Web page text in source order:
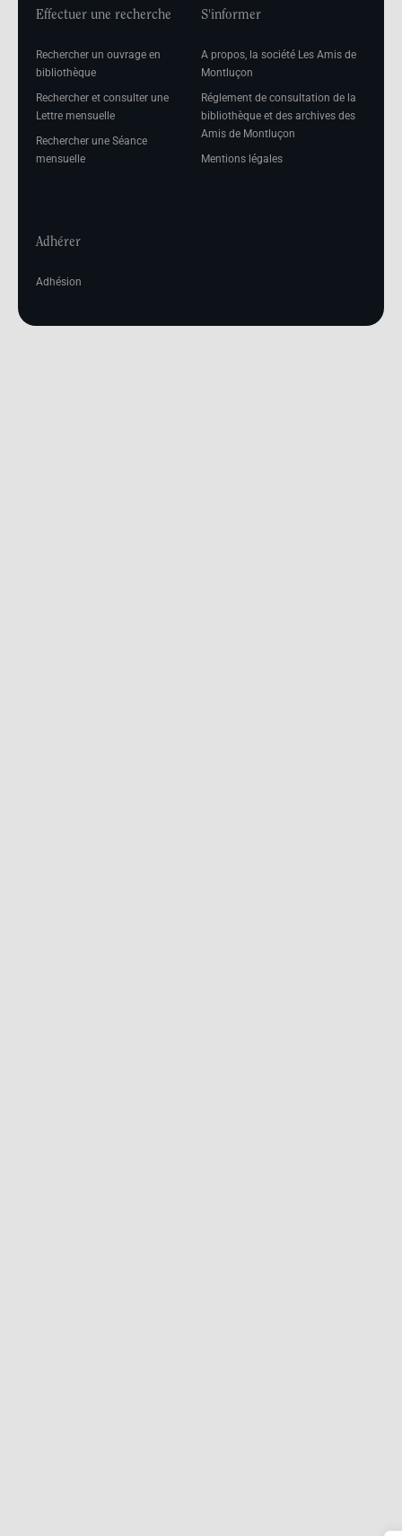
Effectuer une recherche
Rechercher un ouvrage en
bibliothèque
Rechercher et consulter une
Lettre mensuelle
Rechercher une Séance
mensuelle
S'informer
A propos, la société Les Amis de
Montluçon
Réglement de consultation de la
bibliothèque et des archives des
Amis de Montluçon
Mentions légales
Adhérer
Adhésion